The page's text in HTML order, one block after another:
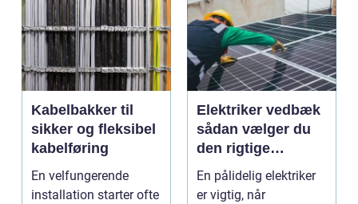
Kabelbakker til
sikker og fleksibel
kabelføring
En velfungerende
installation starter ofte
Elektriker vedbæk
sådan vælger du
den rigtige
fagmand
En pålidelig elektriker
er vigtig, når